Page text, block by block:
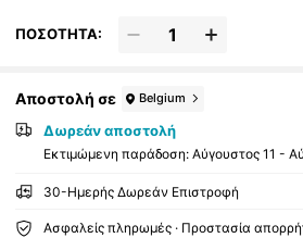
ΠΟΣΟΤΗΤΑ:
Αποστολή σε Belgium
Δωρεάν αποστολή
Εκτιμώμενη παράδοση: Αύγουστος 11 -
30-Ημερής Δωρεάν Επιστροφή
Ασφαλείς πληρωμές · Προστασία